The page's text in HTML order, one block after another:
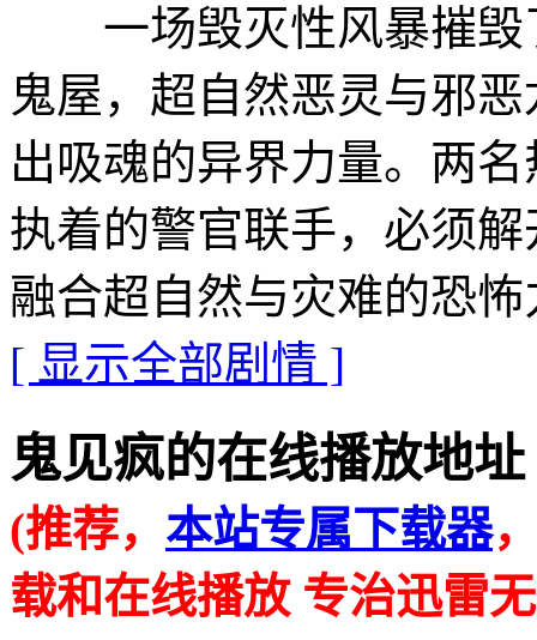
一场毁灭性风暴摧毁
鬼屋，超自然恶灵与邪
出吸魂的异界力量。两
执着的警官联手，必须
融合超自然与灾难的恐
[ 显示全部剧情 ]
鬼见疯的在线播放地址 ·
(推荐， 本站专属下载器
载和在线播放 专治迅雷